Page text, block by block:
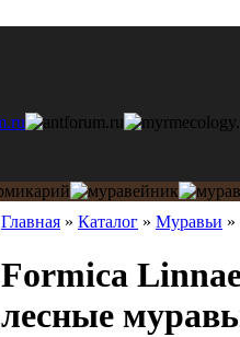
Главная » Каталог » Муравьи »
Formica
лесные